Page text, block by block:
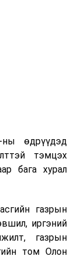
нийт 108
нутагт, 84 нь
Үүнд 1.6
Харин
төсвөөр
2028 он
тооцоолсон
өдрүүдэд
тэмцэх
бага хурал
газрын
иргэний
газрын
том Олон